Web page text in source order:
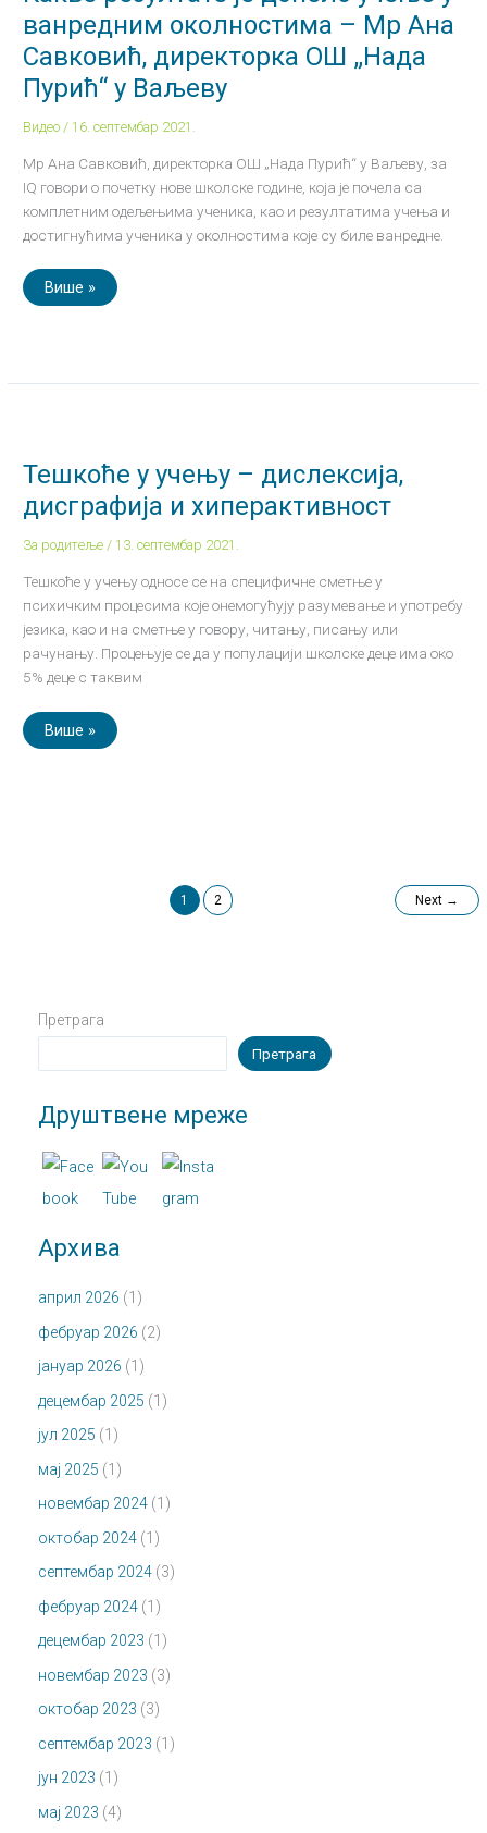
ванредним околностима – Мр Ана
Савковић, директорка ОШ „Нада
Пурић“ у Ваљеву
Видео /16. септембар 2021.
Мр Ана Савковић, директорка ОШ „Нада Пурић“ у Ваљеву, за
IQ говори о почетку нове школске године, која је почела са
комплетним одељењима ученика, као и резултатима учења и
достигнућима ученика у околностима које су биле ванредне.
ванредним
околностима
–
Ана
Савковић,
директорка
ОШ
Пурић“
у
Ваљеву
Више »
Тешкоће у учењу – дислексија,
дисграфија и хиперактивност
За родитеље /13. септембар 2021.
Тешкоће у учењу односе се на специфичне сметње у
психичким процесима које онемогућују разумевање и употребу
језика, као и на сметње у говору, читању, писању или
рачунању. Процењује се да у популацији школске деце има око
5% деце с таквим
–
дислексија,
дисграфија
и
хиперактивност
Више »
1 2 Next →
Претрага
Претрага
Друштвене мреже
Архива
април 2026 (1)
фебруар 2026 (2)
јануар 2026 (1)
децембар 2025 (1)
јул 2025 (1)
мај 2025 (1)
новембар 2024(1)
октобар 2024(1)
септембар 2024(3)
фебруар 2024(1)
децембар 2023 (1)
новембар 2023 (3)
октобар 2023 (3)
септембар 2023 (1)
јун 2023 (1)
мај 2023 (4)